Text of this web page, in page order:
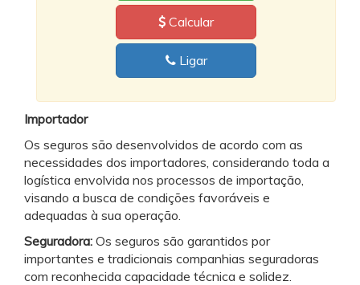
Calcular
Ligar
Importador
Os seguros são desenvolvidos de acordo com as
necessidades dos importadores, considerando toda a
logística envolvida nos processos de importação,
visando a busca de condições favoráveis e
adequadas à sua operação.
Seguradora: Os seguros são garantidos por
importantes e tradicionais companhias seguradoras
com reconhecida capacidade técnica e solidez.